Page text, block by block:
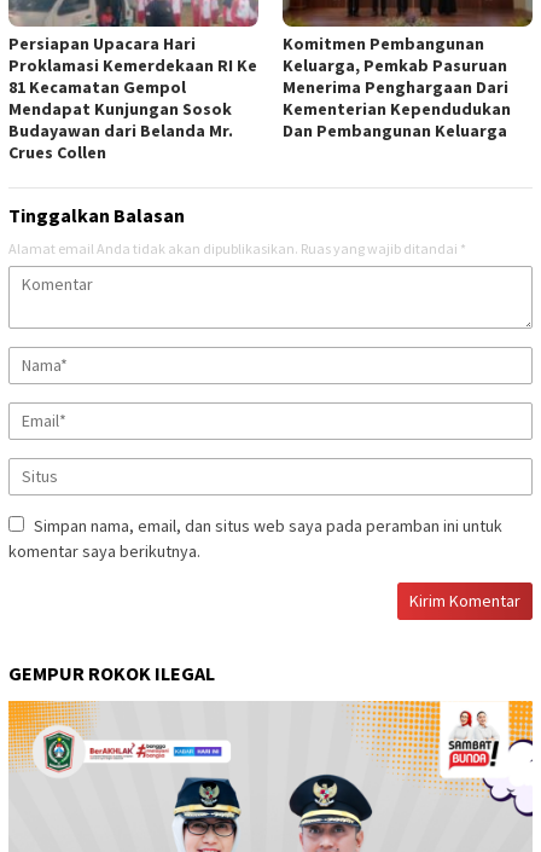
Persiapan Upacara Hari
Proklamasi Kemerdekaan RI Ke
81 Kecamatan Gempol
Mendapat Kunjungan Sosok
Budayawan dari Belanda Mr.
Crues Collen
Komitmen Pembangunan
Keluarga, Pemkab Pasuruan
Menerima Penghargaan Dari
Kementerian Kependudukan
Dan Pembangunan Keluarga
Tinggalkan Balasan
Alamat email Anda tidak akan dipublikasikan. Ruas yang wajib ditandai *
Simpan nama, email, dan situs web saya pada peramban ini untuk
komentar saya berikutnya.
GEMPUR ROKOK ILEGAL